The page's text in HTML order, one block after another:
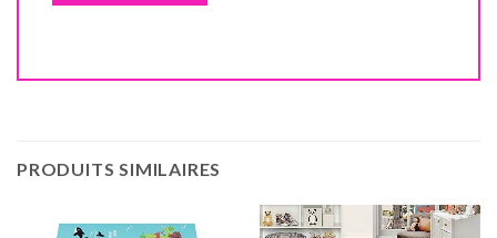
PRODUITS SIMILAIRES